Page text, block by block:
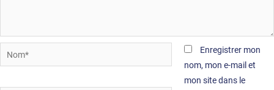
Nom*
Enregistrer mon
nom, mon e-mail et
mon site dans le